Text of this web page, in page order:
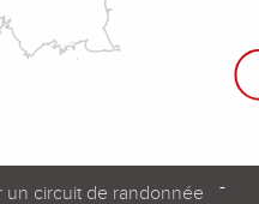
un circuit de randonnée